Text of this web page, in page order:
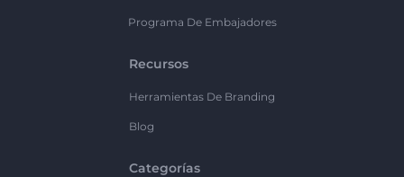
Programa De Embajadores
Recursos
Herramientas De Branding
Blog
Categorías